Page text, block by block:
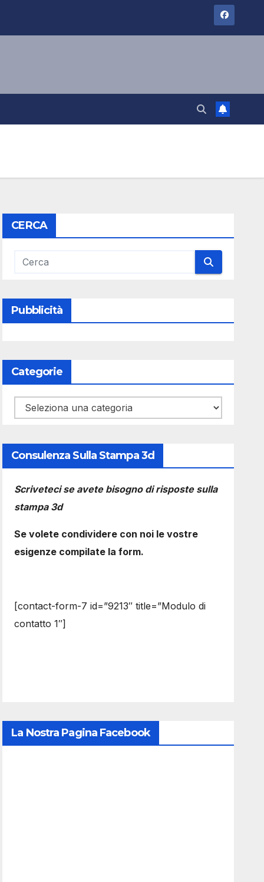
CERCA
Pubblicità
Categorie
Categorie
Consulenza Sulla Stampa 3d
Scriveteci se avete bisogno di risposte sulla
stampa 3d
Se volete condividere con noi le vostre
esigenze compilate la form.
[contact-form-7 id=”9213″ title=”Modulo di
contatto 1″]
La Nostra Pagina Facebook